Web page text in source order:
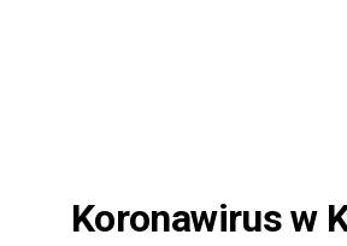
Koronawirus w